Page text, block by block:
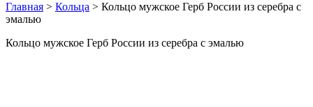
Главная > Кольца > Кольцо мужское Герб России из серебра с
эмалью
Кольцо мужское Герб России из серебра с эмалью